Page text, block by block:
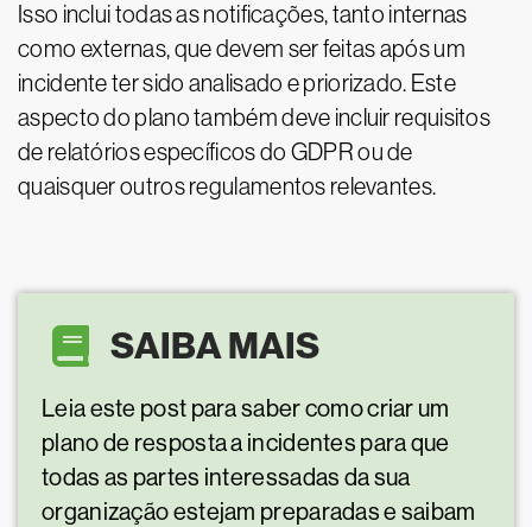
Isso inclui todas as notificações, tanto internas
como externas, que devem ser feitas após um
incidente ter sido analisado e priorizado. Este
aspecto do plano também deve incluir requisitos
de relatórios específicos do GDPR ou de
quaisquer outros regulamentos relevantes.
SAIBA MAIS
Leia este post para saber como criar um
plano de resposta a incidentes para que
todas as partes interessadas da sua
organização estejam preparadas e saibam